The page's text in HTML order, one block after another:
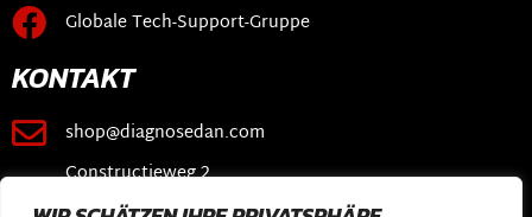
Globale Tech-Support-Gruppe
KONTAKT
shop@diagnosedan.com
Constructieweg 2
3641 SB Mijdrecht